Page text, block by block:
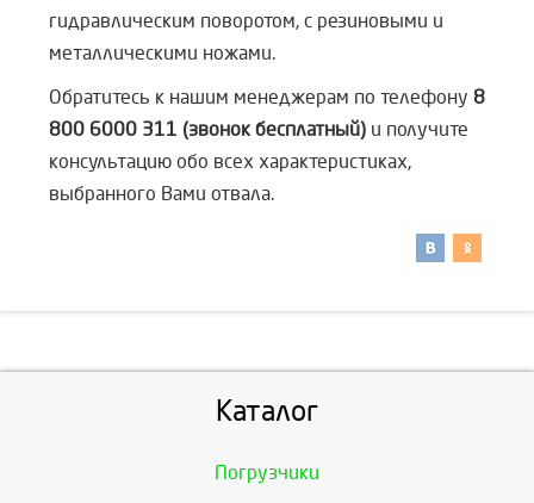
гидравлическим поворотом, с резиновыми и
металлическими ножами.
Обратитесь к нашим менеджерам по телефону 8
800 6000 311 (звонок бесплатный) и получите
консультацию обо всех характеристиках,
выбранного Вами отвала.
Каталог
Погрузчики